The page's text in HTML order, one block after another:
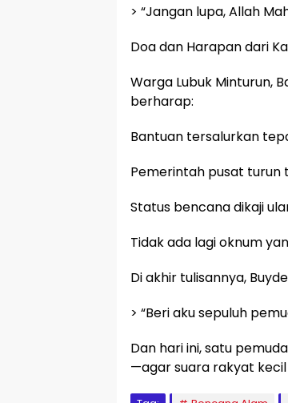
> “Jangan lupa, Allah
Doa dan Harapan dari
Warga Lubuk Minturun,
berharap:
Bantuan tersalurkan
Pemerintah pusat turun
Status bencana dikaji
Tidak ada lagi oknum
Di akhir tulisannya,
> “Beri aku sepuluh
Dan hari ini, satu
—agar suara rakyat